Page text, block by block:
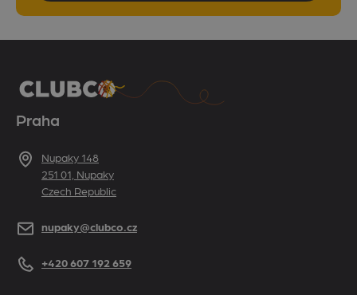
Praha
AdresaNupaky 148
251 01, Nupaky
Czech Republic
E-mailnupaky@clubco.cz
Telefon+420 607 192 659